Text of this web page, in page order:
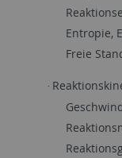
Entropie,
Freie
·